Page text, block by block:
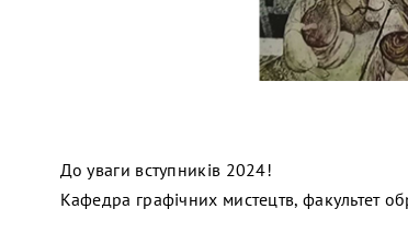
До уваги вступників 2024!
Кафедра графічних мистецтв, факультет